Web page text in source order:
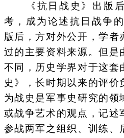
《抗日战史》出版后
考，成为论述抗日战争
版后，方对外公开，学者
过的主要资料来源。但是
不同，历史学界对于这套
史》，长时期以来的评价
为战史是军事史研究的领
或战争艺术的观点，记述
参战两军之组织、训练、